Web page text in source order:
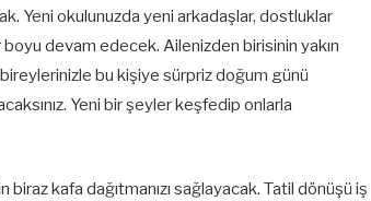
Yeni okulunuzda yeni arkadaşlar, dostluklar
devam edecek. Ailenizden birisinin yakın
bu kişiye sürpriz doğum günü
Yeni bir şeyler keşfedip onlarla
biraz kafa dağıtmanızı sağlayacak. Tatil dönüşü iş